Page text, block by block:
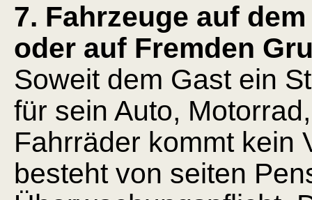
7. Fahrzeuge auf
oder auf Fremden
Soweit dem Gast ein
für sein Auto,
Fahrräder kommt kein
besteht von seiten